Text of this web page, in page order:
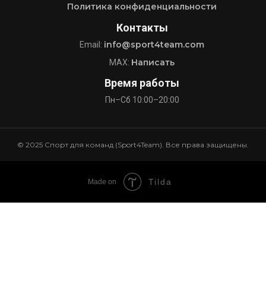
Политика конфиденциальности
Контакты
Email: info@sport4team.com
MAX: Написать
Время работы
Пн–Сб 10:00–20:00
© 2025 Спорт для команд (Sport4Team). Все права защищены.
Made on Tilda